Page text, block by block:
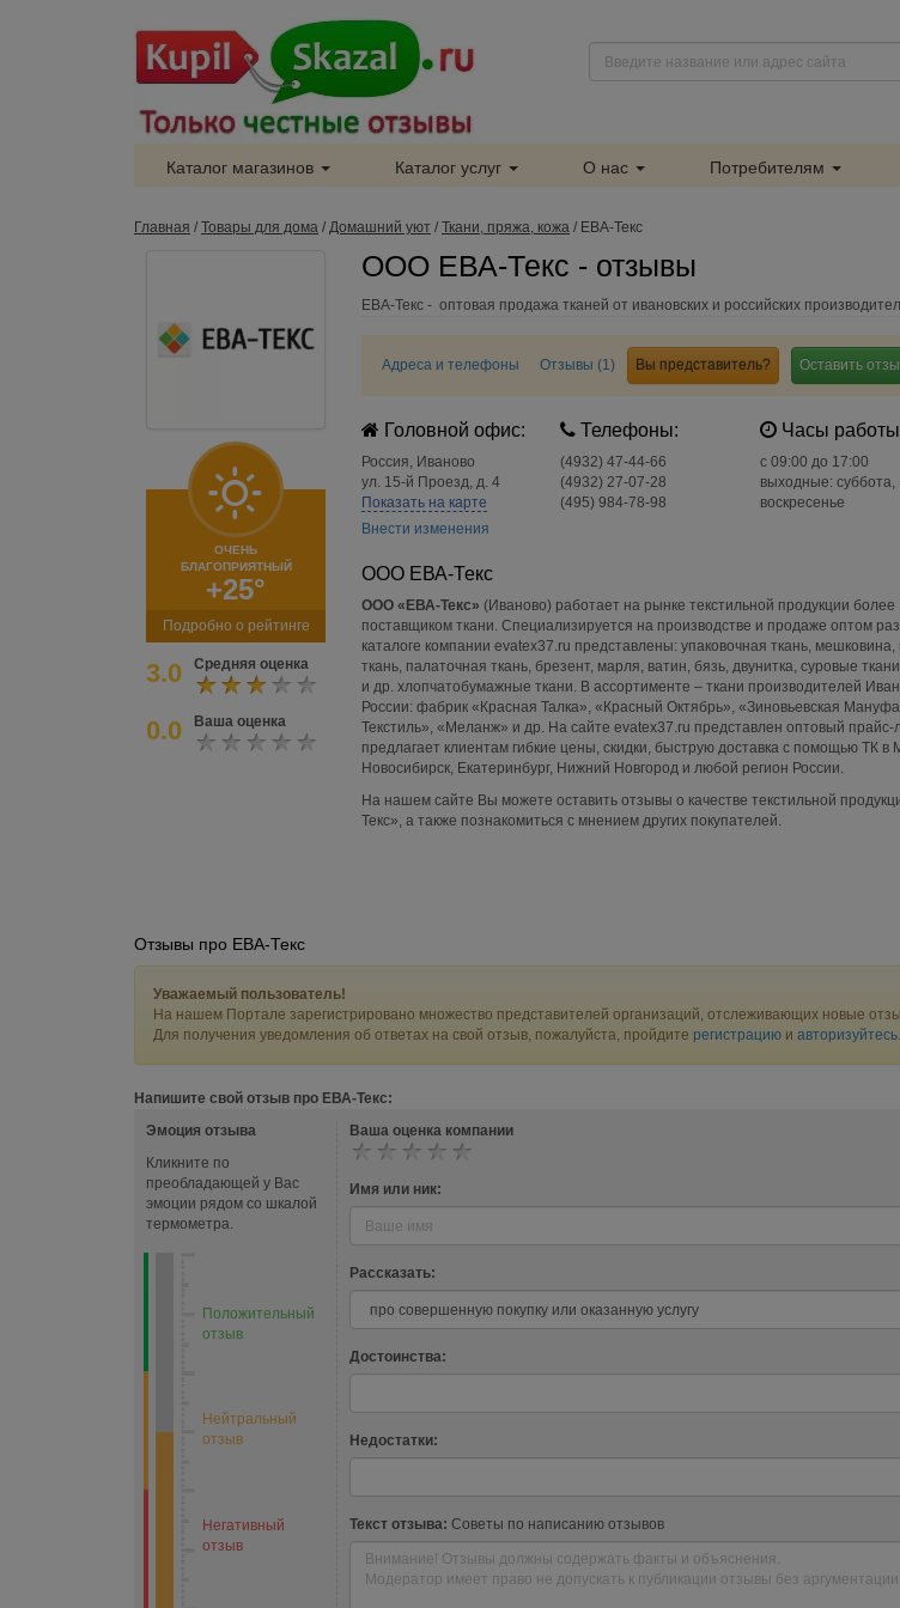
Каталог магазинов Каталог услуг О нас Потребителям
Главная / Товары для дома / Домашний уют / Ткани, пряжа, кожа / ЕВА-Текс
ОЧЕНЬ
БЛАГОПРИЯТНЫЙ
+25°
Подробно о рейтинге
3.0 Средняя оценка
0.0 Ваша оценка
ООО ЕВА-Текс - отзывы
ЕВА-Текс - оптовая продажа тканей от ивановских и российских
Адреса и телефоны Отзывы (1) Оставить
Вы представитель?
Головной офис:
Россия, Иваново
ул. 15-й Проезд, д. 4
Показать на карте
Внести изменения
Телефоны:
(4932) 47-44-66
(4932) 27-07-28
(495) 984-78-98
Часы
c 09:00 до 17:00
выходные: суббота,
воскресенье
ООО ЕВА-Текс
ООО «ЕВА-Текс» (Иваново) работает на рынке текстильной продукции
поставщиком ткани. Специализируется на производстве и продаже оптом
каталоге компании evatex37.ru представлены: упаковочная ткань,
ткань, палаточная ткань, брезент, марля, ватин, бязь, двунитка, суровые
и др. хлопчатобумажные ткани. В ассортименте – ткани производителей
России: фабрик «Красная Талка», «Красный Октябрь», «Зиновьевская
Текстиль», «Меланж» и др. На сайте evatex37.ru представлен оптовый
предлагает клиентам гибкие цены, скидки, быструю доставка с помощью ТК в
Новосибирск, Екатеринбург, Нижний Новгород и любой регион России.
На нашем сайте Вы можете оставить отзывы о качестве текстильной
Текс», а также познакомиться с мнением других покупателей.
Отзывы про ЕВА-Текс
Уважаемый пользователь!
На нашем Портале зарегистрировано множество представителей организаций, отслеживающих новые
Для получения уведомления об ответах на свой отзыв, пожалуйста, пройдите регистрацию и авторизуйтесь.
Напишите свой отзыв про ЕВА-Текс:
Эмоция отзыва
Кликните по
преобладающей у Вас
эмоции рядом со шкалой
термометра.
Положительный
отзыв
Нейтральный
отзыв
Негативный
отзыв
Ваша оценка компании
Имя или ник:
Рассказать:
Достоинства:
Недостатки:
Текст отзыва: Советы по написанию отзывов